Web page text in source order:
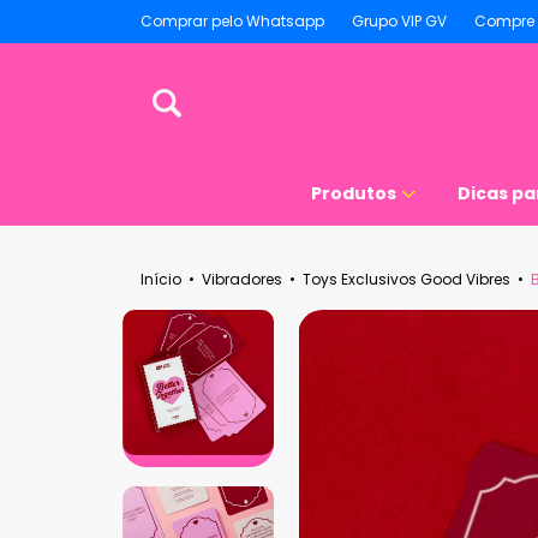
Comprar pelo Whatsapp Grupo VIP GV
Produtos Dicas
Início • Vibradores • Toys Exclusivos Good Vibres •